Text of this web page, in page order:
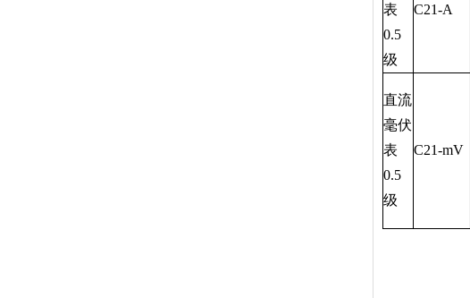
表
0.5
级
C21-A
直流
毫伏
表
0.5
级
C21-mV